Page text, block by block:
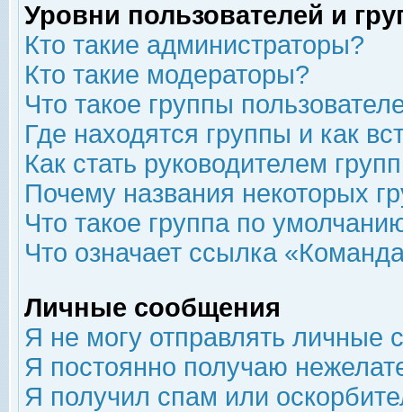
Уровни пользователей и
Кто такие администраторы?
Кто такие модераторы?
Что такое группы
Где находятся группы и как
Как стать руководителем
Почему названия некоторых
Что такое группа по
Что означает ссылка
Личные сообщения
Я не могу отправлять личные
Я постоянно получаю
Я получил спам или